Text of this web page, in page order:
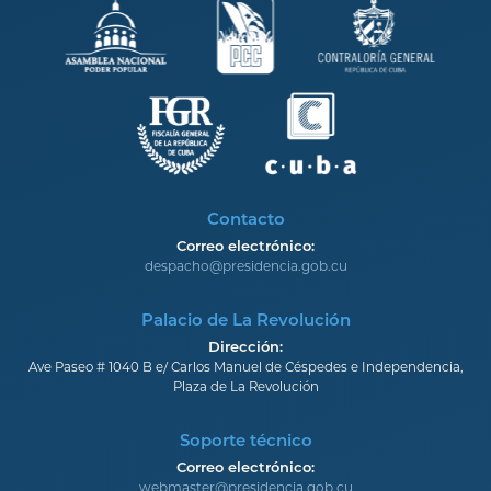
Contacto
Correo electrónico:
despacho@presidencia.gob.cu
Palacio de La Revolución
Dirección:
Ave Paseo # 1040 B e/ Carlos Manuel de Céspedes e Independencia,
Plaza de La Revolución
Soporte técnico
Correo electrónico:
webmaster@presidencia.gob.cu